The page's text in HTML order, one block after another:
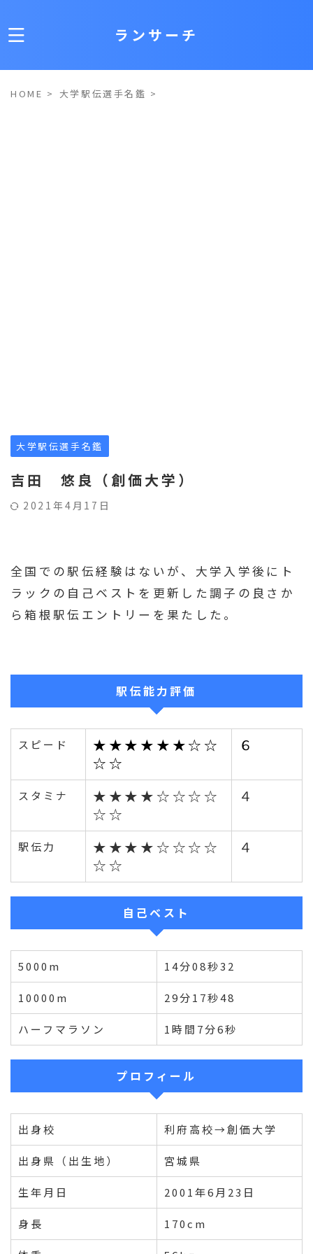
ランサーチ
HOME > 大学駅伝選手名鑑 >
大学駅伝選手名鑑
吉田 悠良（創価大学）
2021年4月17日
全国での駅伝経験はないが、大学入学後にト
ラックの自己ベストを更新した調子の良さか
ら箱根駅伝エントリーを果たした。
駅伝能力評価
スピード
★★★★★★☆☆
☆☆
６
スタミナ
★★★★☆☆☆☆
☆☆
４
駅伝力
★★★★☆☆☆☆
☆☆
４
自己ベスト
5000m 14分08秒32
10000m 29分17秒48
ハーフマラソン 1時間7分6秒
プロフィール
出身校 利府高校→創価大学
出身県（出生地） 宮城県
生年月日 2001年6月23日
身長 170cm